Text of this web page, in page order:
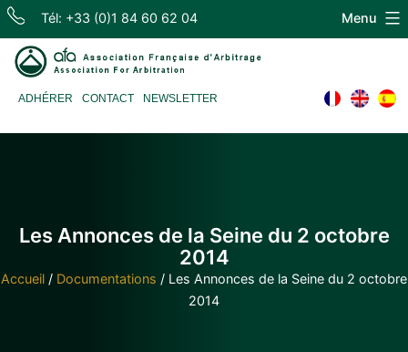
Skip
content
Tél: +33 (0)1 84 60 62 04
d'Arbitrage
ADHÉRER CONTACT NEWSLETTER
Menu
Les Annonces de la Seine du 2 octobre
2014
Accueil / Documentations / Les Annonces de la Seine du 2 octobre
2014